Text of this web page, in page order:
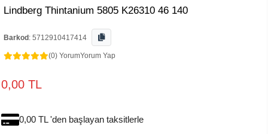
Lindberg Thintanium 5805 K26310 46 140
Barkod : 5712910417414
(0) YorumYorum Yap
0,00 TL
0,00 TL 'den başlayan taksitlerle